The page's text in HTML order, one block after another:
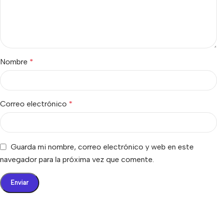
Nombre *
Correo electrónico *
Guarda mi nombre, correo electrónico y web en este
navegador para la próxima vez que comente.